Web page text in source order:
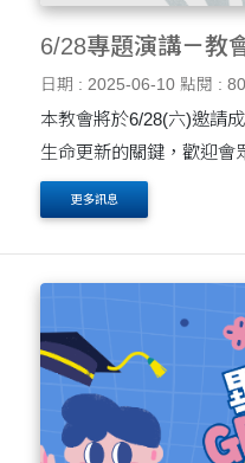
6/28專題演講－教
日期 : 2025-06-10 點閱 :
本教會將於6/28(六)邀請
生命更新的關鍵，歡迎會
更多訊息